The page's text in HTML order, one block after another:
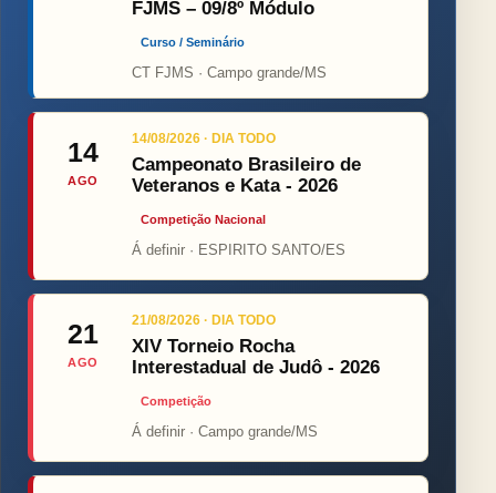
FJMS – 09/8º Módulo
Curso / Seminário
CT FJMS · Campo grande/MS
14
AGO
14/08/2026 · DIA TODO
Campeonato Brasileiro de
Veteranos e Kata - 2026
Competição Nacional
Á definir · ESPIRITO SANTO/ES
21
AGO
21/08/2026 · DIA TODO
XIV Torneio Rocha
Interestadual de Judô - 2026
Competição
Á definir · Campo grande/MS